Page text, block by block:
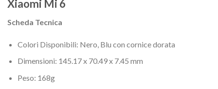
Xiaomi Mi 6
Scheda Tecnica
Colori Disponibili: Nero, Blu con cornice dorata
Dimensioni: 145.17 x 70.49 x 7.45 mm
Peso: 168g